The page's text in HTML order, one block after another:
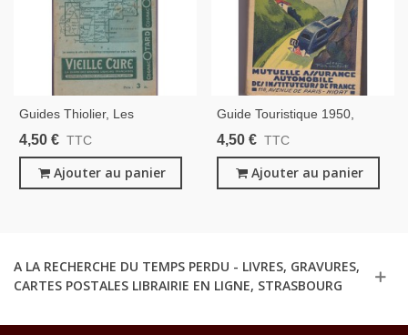
Guides Thiolier, Les
Pyrénées, De L'Ariège À La
Languedoc, Vivarais, 1932 -
Région Occitanie
4,50 € TTC
Ajouter au panier
Guide Touristique 1950,
Pyrénées, MAAIF - Guides
4,50 € TTC
Ajouter au panier
A LA RECHERCHE DU TEMPS PERDU - LIVRES, GRAVURES,
CARTES POSTALES LIBRAIRIE EN LIGNE, STRASBOURG